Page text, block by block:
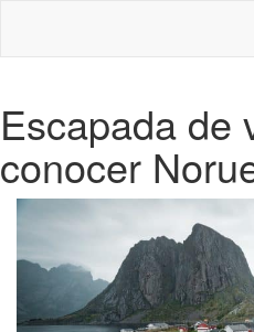
Escapada de
conocer